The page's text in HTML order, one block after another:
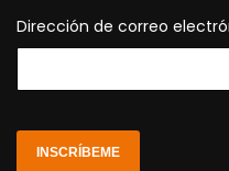
Dirección de correo
INSCRÍBEME